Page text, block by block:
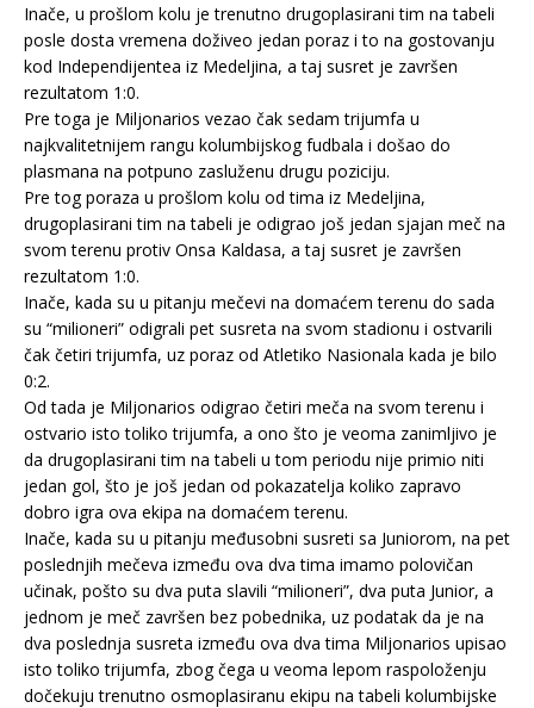
Inače, u prošlom kolu je trenutno drugoplasirani tim na tabeli
posle dosta vremena doživeo jedan poraz i to na gostovanju
kod Independijentea iz Medeljina, a taj susret je završen
rezultatom 1:0.
Pre toga je Miljonarios vezao čak sedam trijumfa u
najkvalitetnijem rangu kolumbijskog fudbala i došao do
plasmana na potpuno zasluženu drugu poziciju.
Pre tog poraza u prošlom kolu od tima iz Medeljina,
drugoplasirani tim na tabeli je odigrao još jedan sjajan meč na
svom terenu protiv Onsa Kaldasa, a taj susret je završen
rezultatom 1:0.
Inače, kada su u pitanju mečevi na domaćem terenu do sada
su “milioneri” odigrali pet susreta na svom stadionu i ostvarili
čak četiri trijumfa, uz poraz od Atletiko Nasionala kada je bilo
0:2.
Od tada je Miljonarios odigrao četiri meča na svom terenu i
ostvario isto toliko trijumfa, a ono što je veoma zanimljivo je
da drugoplasirani tim na tabeli u tom periodu nije primio niti
jedan gol, što je još jedan od pokazatelja koliko zapravo
dobro igra ova ekipa na domaćem terenu.
Inače, kada su u pitanju međusobni susreti sa Juniorom, na pet
poslednjih mečeva između ova dva tima imamo polovičan
učinak, pošto su dva puta slavili “milioneri”, dva puta Junior, a
jednom je meč završen bez pobednika, uz podatak da je na
dva poslednja susreta između ova dva tima Miljonarios upisao
isto toliko trijumfa, zbog čega u veoma lepom raspoloženju
dočekuju trenutno osmoplasiranu ekipu na tabeli kolumbijske